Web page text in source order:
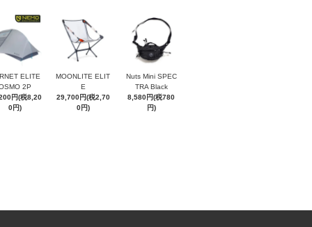
ELITE
2P
円(税8,20
0円)
MOONLITE ELIT
E
29,700円(税2,70
0円)
Nuts Mini SPEC
TRA Black
8,580円(税780
円)